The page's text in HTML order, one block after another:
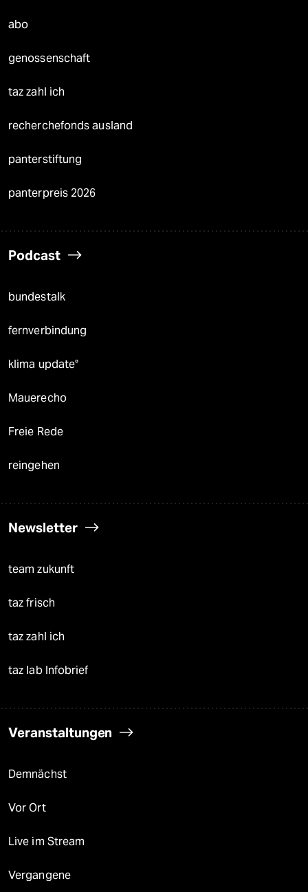
abo
genossenschaft
taz zahl ich
recherchefonds ausland
panterstiftung
panterpreis 2026
Podcast
bundestalk
fernverbindung
klima update°
Mauerecho
Freie Rede
reingehen
Newsletter
team zukunft
taz frisch
taz zahl ich
taz lab Infobrief
Veranstaltungen
Demnächst
Vor Ort
Live im Stream
Vergangene